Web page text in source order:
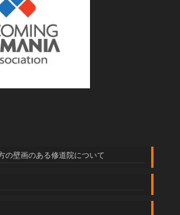
の壁画のある修道院について